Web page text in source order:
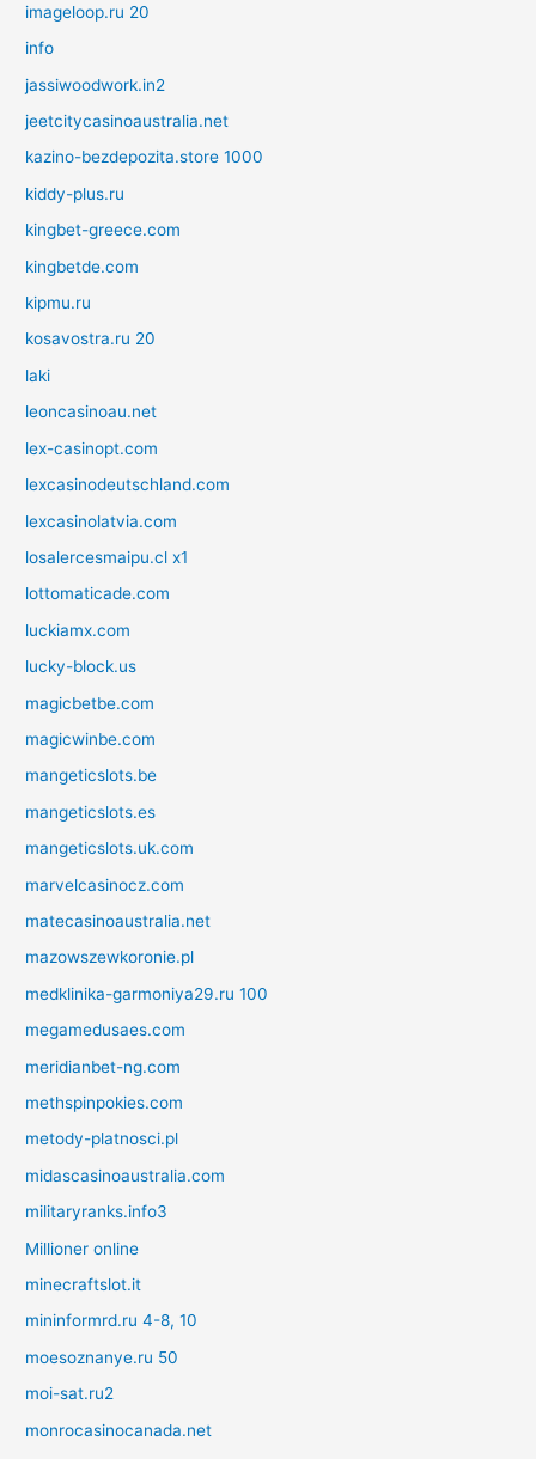
imageloop.ru 20
info
jassiwoodwork.in2
jeetcitycasinoaustralia.net
kazino-bezdepozita.store 1000
kiddy-plus.ru
kingbet-greece.com
kingbetde.com
kipmu.ru
kosavostra.ru 20
laki
leoncasinoau.net
lex-casinopt.com
lexcasinodeutschland.com
lexcasinolatvia.com
losalercesmaipu.cl x1
lottomaticade.com
luckiamx.com
lucky-block.us
magicbetbe.com
magicwinbe.com
mangeticslots.be
mangeticslots.es
mangeticslots.uk.com
marvelcasinocz.com
matecasinoaustralia.net
mazowszewkoronie.pl
medklinika-garmoniya29.ru 100
megamedusaes.com
meridianbet-ng.com
methspinpokies.com
metody-platnosci.pl
midascasinoaustralia.com
militaryranks.info3
Millioner online
minecraftslot.it
mininformrd.ru 4-8, 10
moesoznanye.ru 50
moi-sat.ru2
monrocasinocanada.net